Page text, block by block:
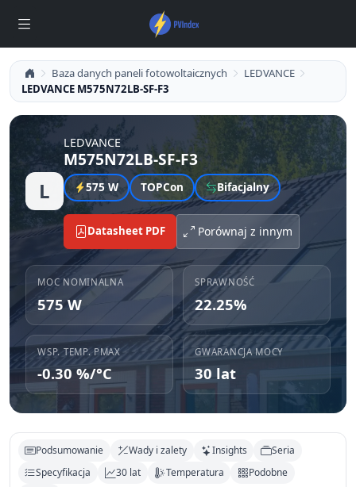
Baza danych paneli fotowoltaicznych
LEDVANCE
LEDVANCE M575N72LB-SF-F3
L
LEDVANCE
M575N72LB-SF-F3
575 W TOPCon Bifacjalny
Datasheet PDF Porównaj z innym
MOC NOMINALNA
575 W
SPRAWNOŚĆ
22.25%
WSP. TEMP. PMAX
-0.30 %/°C
GWARANCJA MOCY
30 lat
Podsumowanie Wady i zalety Insights
Seria
Specyfikacja
30 lat Temperatura
Podobne